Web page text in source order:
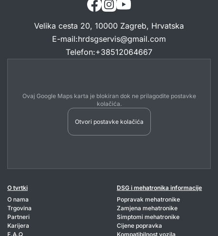
Velika cesta 20, 10000 Zagreb, Hrvatska
E-mail:hrdsgservis@gmail.com
Telefon:+38512064667
Ovaj Google Maps karta je blokiran dok ne prilagodite postavke
kolačića.
Otvori postavke kolačića
O tvrtki
O nama
Trgovina
Partneri
Karijera
F.A.Q
DSG i mehatronika informacije
Popravak mehatronike
Zamjena mehatronike
Simptomi mehatronike
Cijene popravka
Kompatibilnost vozila